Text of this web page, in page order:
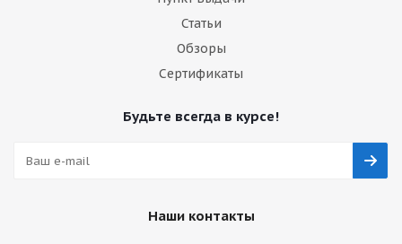
Статьи
Обзоры
Сертификаты
Будьте всегда в курсе!
Наши контакты